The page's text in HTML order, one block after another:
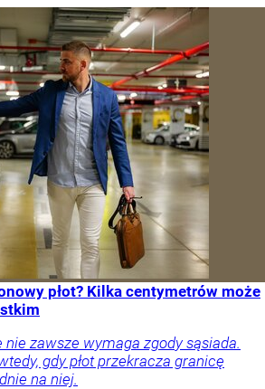
płot? Kilka centymetrów może
zawsze wymaga zgody sąsiada.
gdy płot przekracza granicę
na niej.